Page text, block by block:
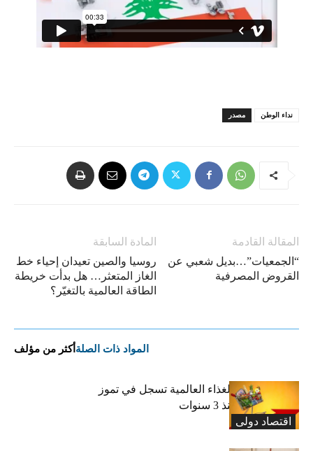
مصدر نداء الوطن
المادة السابقة
روسيا والصين تعيدان إحياء خط
الغاز المتعثر… هل بدأت خريطة
الطاقة العالمية بالتغيّر؟
المقالة القادمة
“الجمعيات”…بديل شعبي عن
القروض المصرفية
المواد ذات الصلة أكثر من مؤلف
اقتصاد دولی
“الفاو”: أسعار الغذاء العالمية تسجل في تموز
أعلى مستوى منذ 3 سنوات